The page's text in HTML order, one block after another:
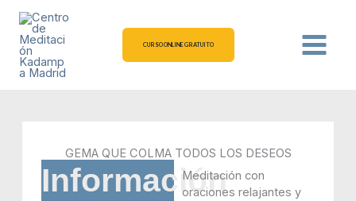
contenido
CURSO ONLINE GRATUITO
GEMA QUE COLMA TODOS LOS DESEOS
Información
Meditación con
oraciones relajantes y